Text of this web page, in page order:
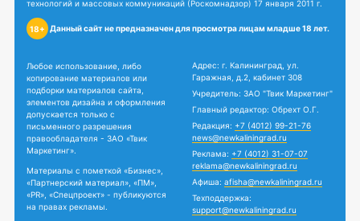
технологий и массовых коммуникаций (Роскомнадзор) 17 января 2011 г.
18+ Данный сайт не предназначен для просмотра лицам младше 18 лет.
Любое использование, либо
копирование материалов или
подборки материалов сайта,
элементов дизайна и оформления
допускается только с
письменного разрешения
правообладателя - ЗАО «Твик
Маркетинг».
Материалы с пометкой «Бизнес»,
«Партнерский материал», «ПМ»,
«PR», «Спецпроект» - публикуются
на правах рекламы.
Адрес: г. Калининград, ул.
Гаражная, д.2, кабинет 308
Учредитель: ЗАО "Твик Маркетинг"
Главный редактор: Обрехт О.Г.
Редакция: +7 (4012) 99-21-76
news@newkaliningrad.ru
Реклама: +7 (4012) 31-07-07
reklama@newkaliningrad.ru
Афиша: afisha@newkaliningrad.ru
Техподдержка:
support@newkaliningrad.ru